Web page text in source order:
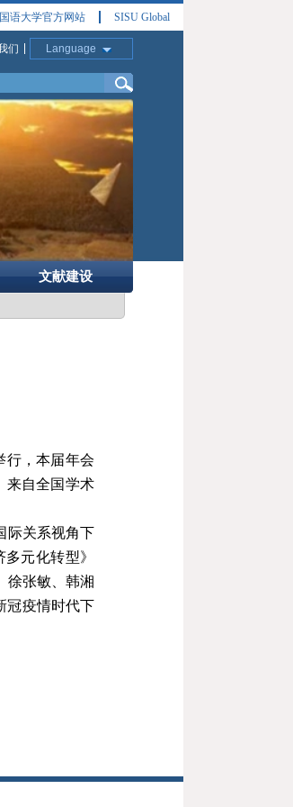
语大学官方网站 SISU Global
们 Language
文献建设
行，本届年会
来自全国学术
际关系视角下
多元化转型》
徐张敏 、韩湘
冠疫情时代下